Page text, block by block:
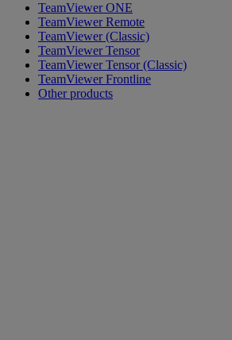
TeamViewer ONE
TeamViewer Remote
TeamViewer (Classic)
TeamViewer Tensor
TeamViewer Tensor (Classic)
TeamViewer Frontline
Other products